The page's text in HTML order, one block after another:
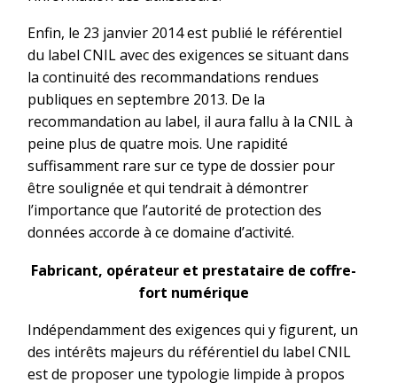
Enfin, le 23 janvier 2014 est publié le référentiel
du label CNIL avec des exigences se situant dans
la continuité des recommandations rendues
publiques en septembre 2013. De la
recommandation au label, il aura fallu à la CNIL à
peine plus de quatre mois. Une rapidité
suffisamment rare sur ce type de dossier pour
être soulignée et qui tendrait à démontrer
l’importance que l’autorité de protection des
données accorde à ce domaine d’activité.
Fabricant, opérateur et prestataire de coffre-
fort numérique
Indépendamment des exigences qui y figurent, un
des intérêts majeurs du référentiel du label CNIL
est de proposer une typologie limpide à propos